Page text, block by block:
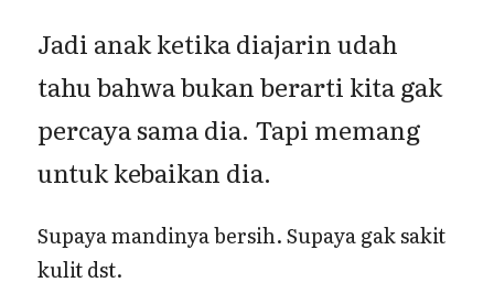
Jadi anak ketika diajarin udah
tahu bahwa bukan berarti kita gak
percaya sama dia. Tapi memang
untuk kebaikan dia.
Supaya mandinya bersih. Supaya gak sakit
kulit dst.